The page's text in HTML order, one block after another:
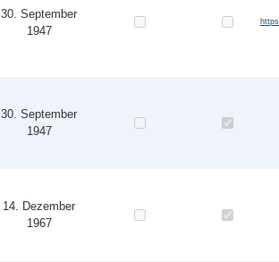
30. September
1947
30. September
1947
14. Dezember
1967